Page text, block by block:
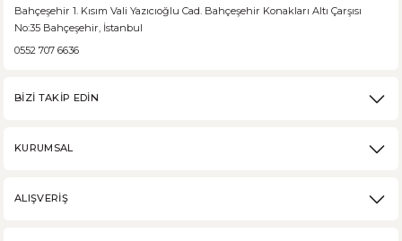
Bahçeşehir 1. Kısım Vali Yazıcıoğlu Cad. Bahçeşehir Konakları Altı Çarşısı
No:35 Bahçeşehir, İstanbul
0552 707 6636
BİZİ TAKİP EDİN
KURUMSAL
ALIŞVERİŞ